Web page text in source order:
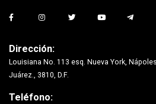
Dirección:
Louisiana No. 113 esq. Nueva York,
Juárez., 3810, D.F.
Teléfono: